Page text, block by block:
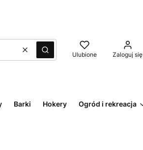
WyczyśćSzukaj Ulubione Zaloguj się
Barki Hokery Ogród i rekreacja